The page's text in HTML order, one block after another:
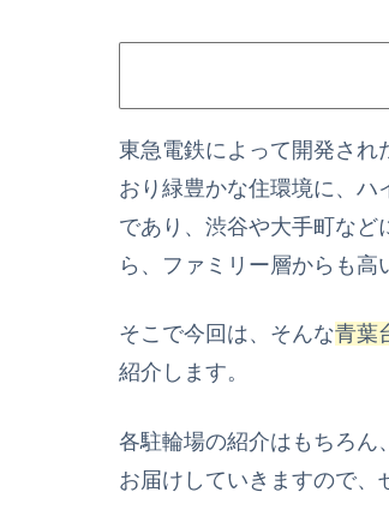
東急電鉄によって開発され
おり緑豊かな住環境に、ハ
であり、渋谷や大手町な
ら、ファミリー層からも高
そこで今回は、そんな青葉
紹介します。
各駐輪場の紹介はもちろん
お届けしていきますので、